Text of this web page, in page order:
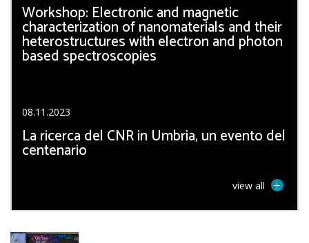
Workshop: Electronic and magnetic
characterization of nanomaterials and their
heterostructures with electron and photon
based spectroscopies
08.11.2023
La ricerca del CNR in Umbria, un evento del
centenario
view all